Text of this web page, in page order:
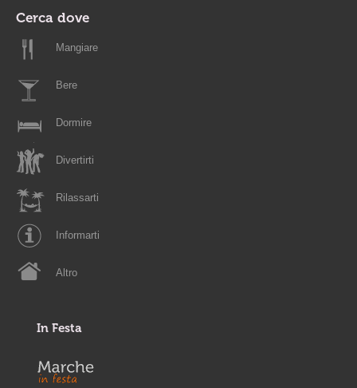
Cerca dove
Mangiare
Bere
Dormire
Divertirti
Rilassarti
Informarti
Altro
In Festa